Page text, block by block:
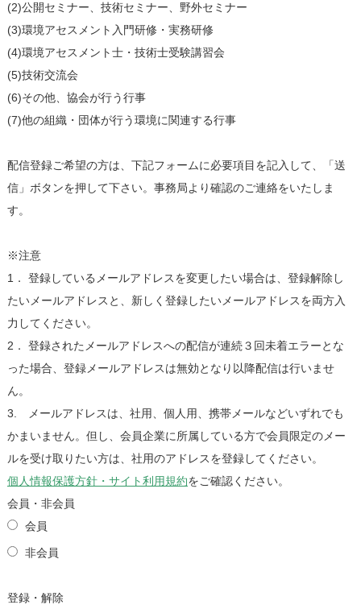
(2)公開セミナー、技術セミナー、野外セミナー
(3)環境アセスメント入門研修・実務研修
(4)環境アセスメント士・技術士受験講習会
(5)技術交流会
(6)その他、協会が行う行事
(7)他の組織・団体が行う環境に関連する行事
配信登録ご希望の方は、下記フォームに必要項目を記入して、「送
信」ボタンを押して下さい。事務局より確認のご連絡をいたしま
す。
※注意
1． 登録しているメールアドレスを変更したい場合は、登録解除し
たいメールアドレスと、新しく登録したいメールアドレスを両方入
力してください。
2． 登録されたメールアドレスへの配信が連続３回未着エラーとな
った場合、登録メールアドレスは無効となり以降配信は行いませ
ん。
3. メールアドレスは、社用、個人用、携帯メールなどいずれでも
かまいません。但し、会員企業に所属している方で会員限定のメー
ルを受け取りたい方は、社用のアドレスを登録してください。
個人情報保護方針・サイト利用規約をご確認ください。
会員・非会員
会員
非会員
登録・解除